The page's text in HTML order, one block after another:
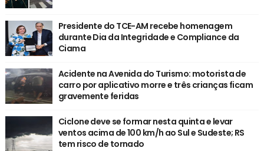
Presidente do TCE-AM recebe homenagem
durante Dia da Integridade e Compliance da
Ciama
Acidente na Avenida do Turismo: motorista de
carro por aplicativo morre e três crianças ficam
gravemente feridas
Ciclone deve se formar nesta quinta e levar
ventos acima de 100 km/h ao Sul e Sudeste; RS
tem risco de tornado